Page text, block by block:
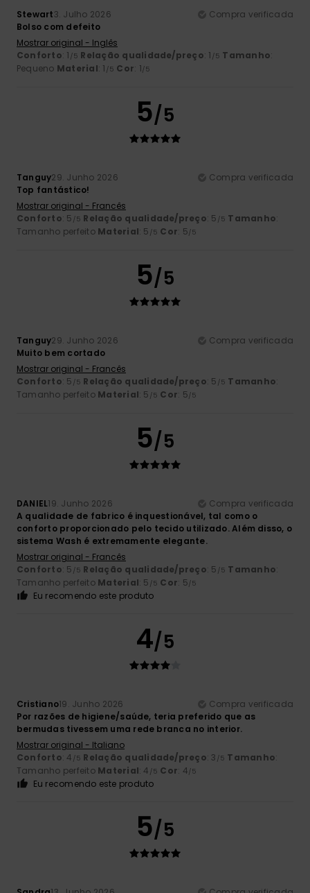
Stewart3. Julho 2026
Compra verificada
Bolso com defeito
Mostrar original - Inglês
Conforto: 1 /5 Relação qualidade/preço: 1 /5 Tamanho:
Pequeno Material: 1 /5 Cor: 1/5
5/5
Tanguy29. Junho 2026
Compra verificada
Top fantástico!
Mostrar original - Francês
Conforto: 5 /5 Relação qualidade/preço: 5 /5 Tamanho:
Tamanho perfeito Material: 5 /5 Cor: 5/5
5/5
Tanguy29. Junho 2026
Compra verificada
Muito bem cortado
Mostrar original - Francês
Conforto: 5 /5 Relação qualidade/preço: 5 /5 Tamanho:
Tamanho perfeito Material: 5 /5 Cor: 5/5
5/5
DANIEL19. Junho 2026
Compra verificada
A qualidade de fabrico é inquestionável, tal como o
conforto proporcionado pelo tecido utilizado. Além disso, o
sistema Wash é extremamente elegante.
Mostrar original - Francês
Conforto: 5 /5 Relação qualidade/preço: 5 /5 Tamanho:
Tamanho perfeito Material: 5 /5 Cor: 5/5
Eu recomendo este produto
4/5
Cristiano19. Junho 2026
Compra verificada
Por razões de higiene/saúde, teria preferido que as
bermudas tivessem uma rede branca no interior.
Mostrar original - Italiano
Conforto: 4 /5 Relação qualidade/preço: 3 /5 Tamanho:
Tamanho perfeito Material: 4 /5 Cor: 4/5
Eu recomendo este produto
5/5